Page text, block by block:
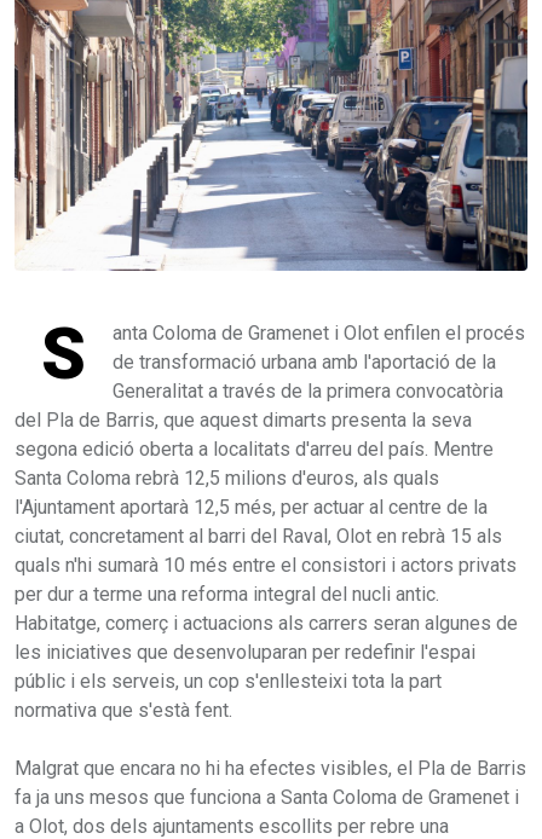
S
anta Coloma de Gramenet i Olot enfilen el procés
de transformació urbana amb l'aportació de la
Generalitat a través de la primera convocatòria
del Pla de Barris, que aquest dimarts presenta la seva
segona edició oberta a localitats d'arreu del país. Mentre
Santa Coloma rebrà 12,5 milions d'euros, als quals
l'Ajuntament aportarà 12,5 més, per actuar al centre de la
ciutat, concretament al barri del Raval, Olot en rebrà 15 als
quals n'hi sumarà 10 més entre el consistori i actors privats
per dur a terme una reforma integral del nucli antic.
Habitatge, comerç i actuacions als carrers seran algunes de
les iniciatives que desenvoluparan per redefinir l'espai
públic i els serveis, un cop s'enllesteixi tota la part
normativa que s'està fent.
Malgrat que encara no hi ha efectes visibles, el Pla de Barris
fa ja uns mesos que funciona a Santa Coloma de Gramenet i
a Olot, dos dels ajuntaments escollits per rebre una